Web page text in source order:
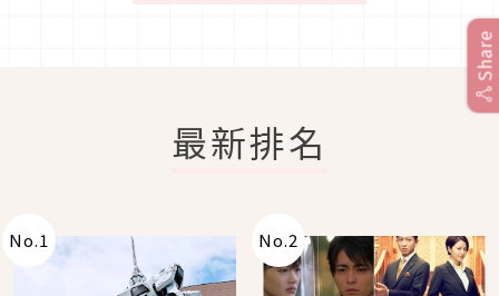
最新排名
No.1 No.2
Share